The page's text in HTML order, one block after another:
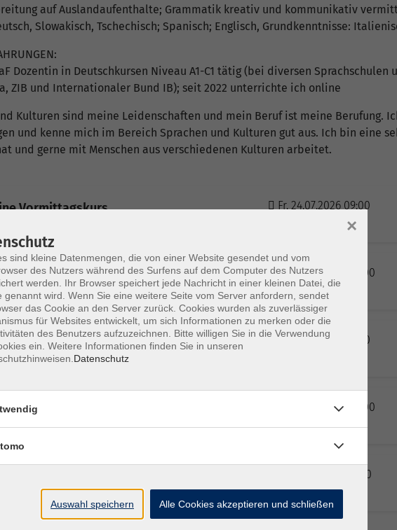
auf Auslandaufenthalte; Grammatik kreativ und kommunikativ
Slowakisch, Tschechisch; Spanisch; Englisch, Grundkenntnisse:
Dozentin in Deutschkursen Niveau A1-C1 tätig (bei diversen Sprachschulen
ZIB und Internationaler Bund IB); seit 2022 unterrichte ich online
Kulturen sind meine Leidenschaften und mein Beruf ist meine Berufung.
und kenne mich im Bereich Sprachen und Kulturen gut aus. Ich bin eine
und gerne mit Menschen aus verschiedenen Kulturen arbeitet.
Vormittagskurs
Fr. 24.07.2026 09:00
Vormittagskurs
Do. 08.10.2026 09:00
Ebersberg
Vormittagskurs
Mi. 25.11.2026 09:00
Vormittagskurs
Do. 28.01.2027 09:00
Ebersberg
Mi. 17.03.2027 09:00
Ebersberg
sind kleine Datenmengen, die von einer Website gesendet und vom
des Nutzers während des Surfens auf dem Computer des Nutzers
werden. Ihr Browser speichert jede Nachricht in einer kleinen Datei, die
genannt wird. Wenn Sie eine weitere Seite vom Server anfordern, sendet
das Cookie an den Server zurück. Cookies wurden als zuverlässiger
für Websites entwickelt, um sich Informationen zu merken oder die
des Benutzers aufzuzeichnen. Bitte willigen Sie in die Verwendung
ein. Weitere Informationen finden Sie in unseren
Datenschutz
×
Auswahl speichern Alle Cookies akzeptieren und schließen